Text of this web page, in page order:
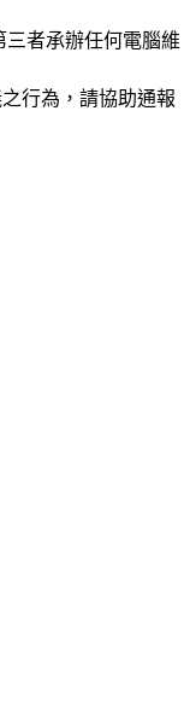
者承辦任何電腦維
行為，請協助通報